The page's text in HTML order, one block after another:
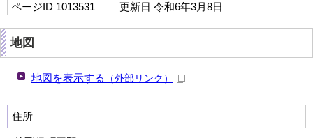
ページID 1013531 更新日 令和6年3月8日
地図
地図を表示する （外部リンク）
住所